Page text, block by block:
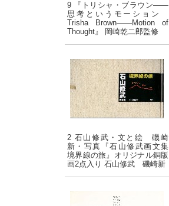
9 『トリシャ・ブラウン――
思考というモーション
Trisha Brown――Motion of
Thought』 岡崎乾二郎監修
2 石山修武・文と絵 磯崎
新・写真『石山修武画文集
境界線の旅』オリジナル銅版
画2点入り 石山修武 磯崎新